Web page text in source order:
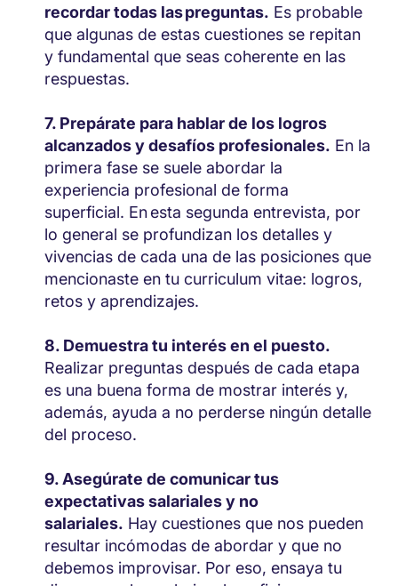
recordar todas las preguntas. Es probable
que algunas de estas cuestiones se repitan
y fundamental que seas coherente en las
respuestas.
Prepárate para hablar de los logros
alcanzados y desafíos profesionales. En la
primera fase se suele abordar la
experiencia profesional de forma
superficial. En esta segunda entrevista, por
lo general se profundizan los detalles y
vivencias de cada una de las posiciones que
mencionaste en tu curriculum vitae: logros,
retos y aprendizajes.
Demuestra tu interés en el puesto.
Realizar preguntas después de cada etapa
es una buena forma de mostrar interés y,
además, ayuda a no perderse ningún detalle
del proceso.
Asegúrate de comunicar tus
expectativas salariales y no
salariales. Hay cuestiones que nos pueden
resultar incómodas de abordar y que no
debemos improvisar. Por eso, ensaya tu